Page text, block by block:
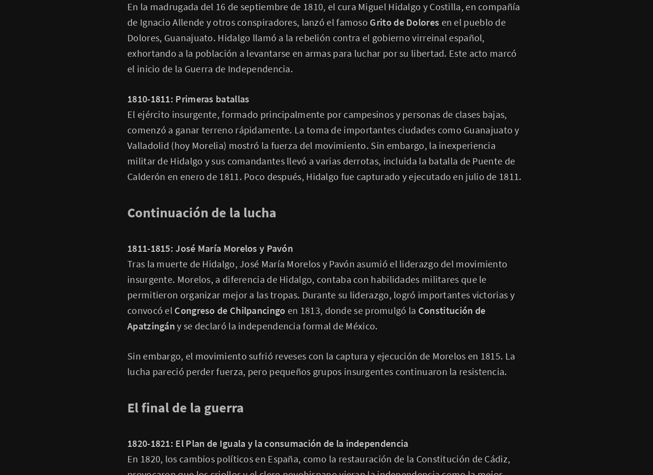
En la madrugada del 16 de septiembre de 1810, el cura Miguel Hidalgo y Costilla, en compañía
de Ignacio Allende y otros conspiradores, lanzó el famoso Grito de Dolores en el pueblo de
Dolores, Guanajuato. Hidalgo llamó a la rebelión contra el gobierno virreinal español,
exhortando a la población a levantarse en armas para luchar por su libertad. Este acto marcó
el inicio de la Guerra de Independencia.
1810-1811: Primeras batallas
El ejército insurgente, formado principalmente por campesinos y personas de clases bajas,
comenzó a ganar terreno rápidamente. La toma de importantes ciudades como Guanajuato y
Valladolid (hoy Morelia) mostró la fuerza del movimiento. Sin embargo, la inexperiencia
militar de Hidalgo y sus comandantes llevó a varias derrotas, incluida la batalla de Puente de
Calderón en enero de 1811. Poco después, Hidalgo fue capturado y ejecutado en julio de 1811.
Continuación de la lucha
1811-1815: José María Morelos y Pavón
Tras la muerte de Hidalgo, José María Morelos y Pavón asumió el liderazgo del movimiento
insurgente. Morelos, a diferencia de Hidalgo, contaba con habilidades militares que le
permitieron organizar mejor a las tropas. Durante su liderazgo, logró importantes victorias y
convocó el Congreso de Chilpancingo en 1813, donde se promulgó la Constitución de
Apatzingán y se declaró la independencia formal de México.
Sin embargo, el movimiento sufrió reveses con la captura y ejecución de Morelos en 1815. La
lucha pareció perder fuerza, pero pequeños grupos insurgentes continuaron la resistencia.
El final de la guerra
1820-1821: El Plan de Iguala y la consumación de la independencia
En 1820, los cambios políticos en España, como la restauración de la Constitución de Cádiz,